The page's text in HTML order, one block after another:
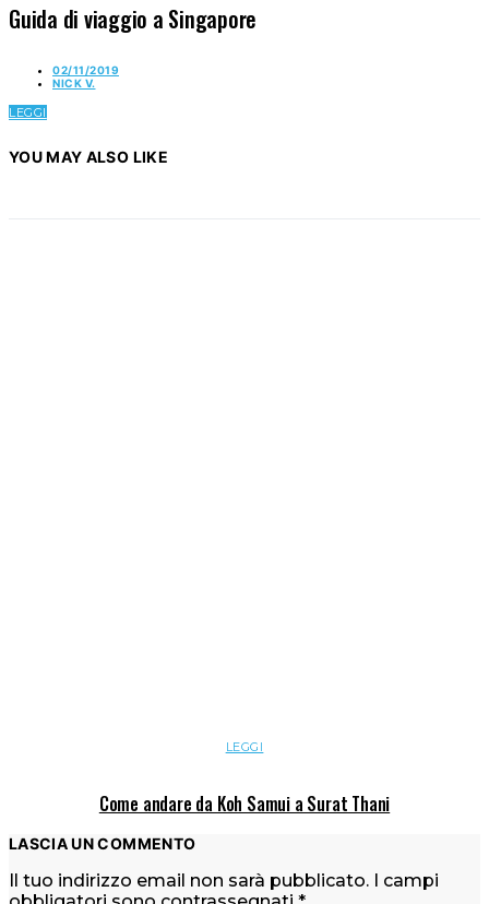
Guida di viaggio a Singapore
02/11/2019
NICK V.
LEGGI
YOU MAY ALSO LIKE
LEGGI
Come andare da Koh Samui a Surat Thani
LASCIA UN COMMENTO
Il tuo indirizzo email non sarà pubblicato. I campi